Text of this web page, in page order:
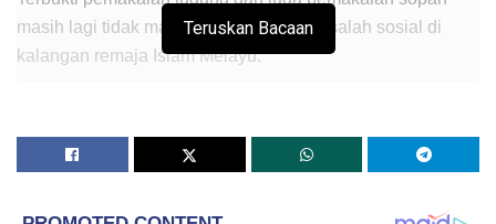
masih lagi tidak mampu mengekang masalah sosial di
kalangan remaja Islam Melayu.
seperti remaja ini?
Teruskan Bacaan